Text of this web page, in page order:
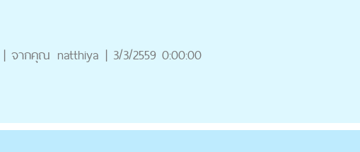
| จากคุณ natthiya | 3/3/2559 0:00:00